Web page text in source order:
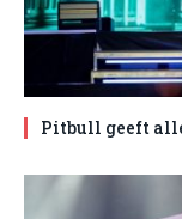
Pitbull geeft